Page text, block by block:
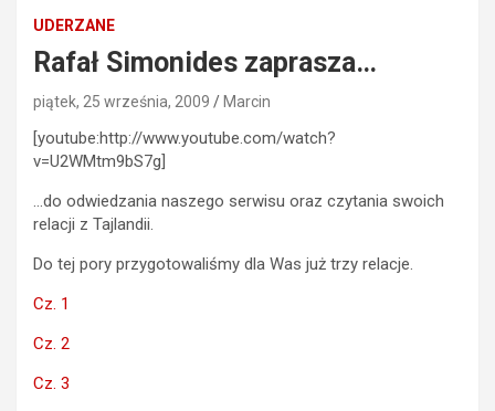
UDERZANE
Rafał Simonides zaprasza…
piątek, 25 września, 2009 Marcin
[youtube:http://www.youtube.com/watch?
v=U2WMtm9bS7g]
…do odwiedzania naszego serwisu oraz czytania swoich
relacji z Tajlandii.
Do tej pory przygotowaliśmy dla Was już trzy relacje.
Cz. 1
Cz. 2
Cz. 3